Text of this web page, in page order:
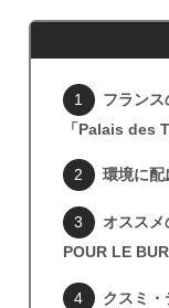
フラン
「Palais des
環境に配
オススメ
POUR LE
クスミ